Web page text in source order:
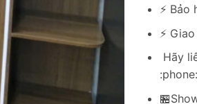
⚡️
⚡️
Hãy